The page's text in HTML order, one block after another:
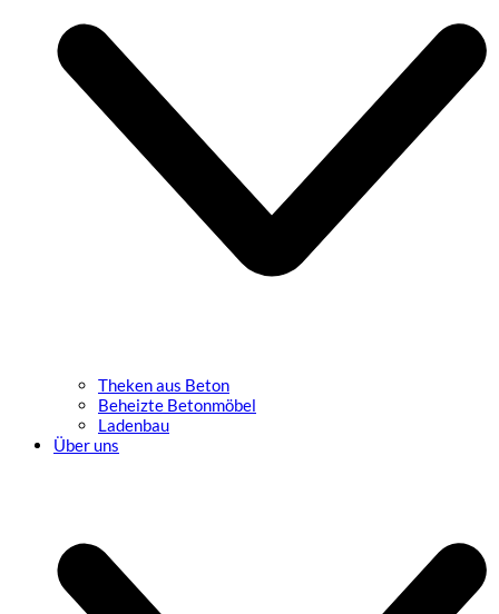
Theken aus Beton
Beheizte Betonmöbel
Ladenbau
Über uns